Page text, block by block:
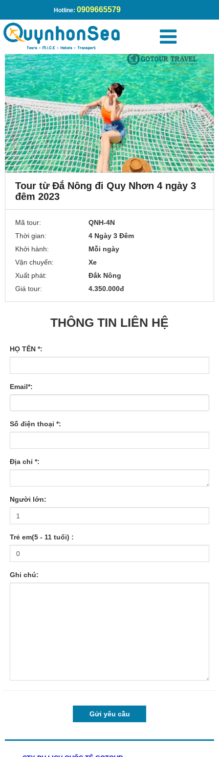
Hotline: 0909665579
Tour từ Đắ Nông đi Quy Nhơn 4 ngày 3
đêm 2023
Mã tour:
QNH-4N
Thời gian:
4 Ngày 3 Đêm
Khởi hành:
Mỗi ngày
Vận chuyển:
Xe
Xuất phát:
Đắk Nông
Giá tour:
4.350.000đ
THÔNG TIN LIÊN HỆ
HỌ TÊN *:
Email*:
Số điện thoại *:
Địa chỉ *:
Người lớn:
Trẻ em(5 - 11 tuổi) :
Ghi chú: